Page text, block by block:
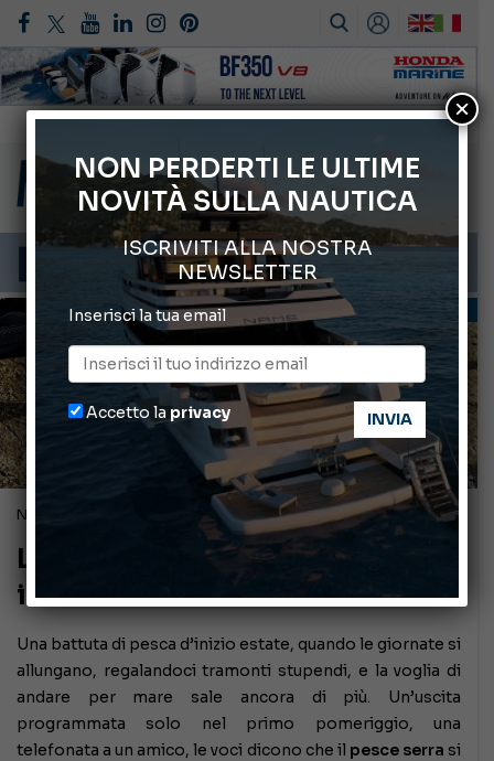
Gommoni Callegari acquisisce Geniuss
66° Salone Nautico Internazionale di Genova
ABOFA 2026: la fiera del mare ad Aqaba
Cannes Yachting Festival 2026: tutte le novità attese a settembre
Montecristo Yachting, l’orologio per il diportista
Novembre 7, 2024
La pesca del pesce serra di
inizio estate
Una battuta di pesca d’inizio estate, quando le giornate si
allungano, regalandoci tramonti stupendi, e la voglia di
andare per mare sale ancora di più. Un’uscita
programmata solo nel primo pomeriggio, una
telefonata a un amico, le voci dicono che il pesce serra si
NON PERDERTI LE ULTIME
NOVITÀ SULLA NAUTICA
ISCRIVITI ALLA NOSTRA
NEWSLETTER
Inserisci la tua email
Accetto la privacy
×